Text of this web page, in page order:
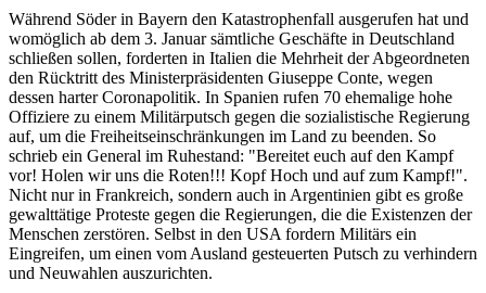
Während Söder in Bayern den Katastrophenfall ausgerufen hat und
womöglich ab dem 3. Januar sämtliche Geschäfte in Deutschland
schließen sollen, forderten in Italien die Mehrheit der Abgeordneten
den Rücktritt des Ministerpräsidenten Giuseppe Conte, wegen
dessen harter Coronapolitik. In Spanien rufen 70 ehemalige hohe
Offiziere zu einem Militärputsch gegen die sozialistische Regierung
auf, um die Freiheitseinschränkungen im Land zu beenden. So
schrieb ein General im Ruhestand: "Bereitet euch auf den Kampf
vor! Holen wir uns die Roten!!! Kopf Hoch und auf zum Kampf!".
Nicht nur in Frankreich, sondern auch in Argentinien gibt es große
gewalttätige Proteste gegen die Regierungen, die die Existenzen der
Menschen zerstören. Selbst in den USA fordern Militärs ein
Eingreifen, um einen vom Ausland gesteuerten Putsch zu verhindern
und Neuwahlen auszurichten.